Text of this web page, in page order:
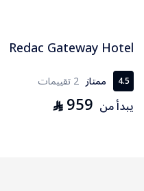
Redac Gateway Hotel
4.5 ممتاز 2 تقييمات
يبدأ من 959
⃁